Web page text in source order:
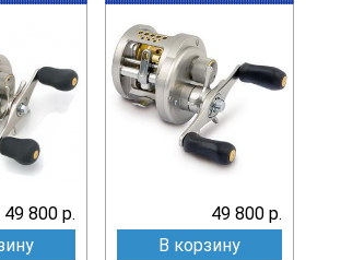
49 800 р.
49 800 р.
В корзину